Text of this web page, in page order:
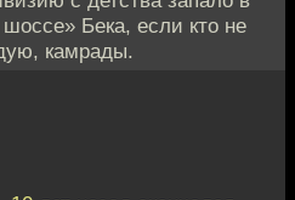
Бека, если кто не
камрады.